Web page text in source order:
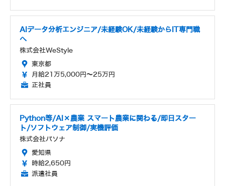
AIデータ分析エンジニア/未経験OK/未経験からIT専門職
へ
株式会社WeStyle
東京都
月給21万5,000円～25万円
正社員
Python等/AI×農業 スマート農業に関わる/即日スター
ト/ソフトウェア制御/実機評価
株式会社パソナ
愛知県
時給2,650円
派遣社員